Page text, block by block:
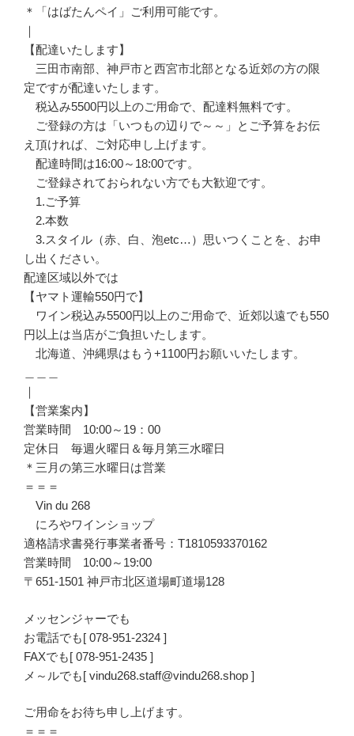
＊「はばたんペイ」ご利用可能です。
｜
【配達いたします】
三田市南部、神戸市と西宮市北部となる近郊の方の限
定ですが配達いたします。
税込み5500円以上のご用命で、配達料無料です。
ご登録の方は「いつもの辺りで～～」とご予算をお伝
え頂ければ、ご対応申し上げます。
配達時間は16:00～18:00です。
ご登録されておられない方でも大歓迎です。
1.ご予算
2.本数
3.スタイル（赤、白、泡etc…）思いつくことを、お申
し出ください。
配達区域以外では
【ヤマト運輸550円で】
ワイン税込み5500円以上のご用命で、近郊以遠でも550
円以上は当店がご負担いたします。
北海道、沖縄県はもう+1100円お願いいたします。
｜
【営業案内】
営業時間 10:00～19：00
定休日 毎週火曜日＆毎月第三水曜日
＊三月の第三水曜日は営業
＝＝＝
Vin du 268
にろやワインショップ
適格請求書発行事業者番号：T1810593370162
営業時間 10:00～19:00
〒651-1501 神戸市北区道場町道場128
メッセンジャーでも
お電話でも[ 078-951-2324 ]
FAXでも[ 078-951-2435 ]
メ～ルでも[ vindu268.staff@vindu268.shop ]
ご用命をお待ち申し上げます。
＝＝＝